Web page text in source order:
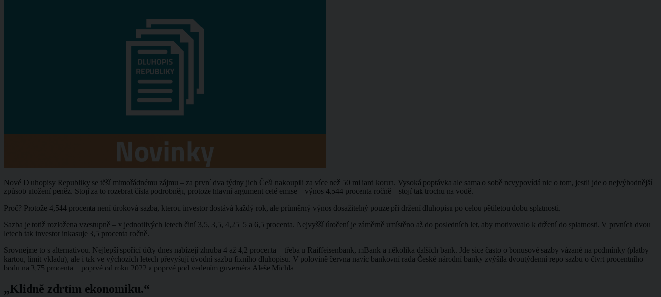
Nové Dluhopisy Republiky se těší mimořádnému zájmu – za první dva týdny jich Češi nakoupili za více než 50 miliard korun. Vysoká poptávka ale sama o sobě nevypovídá nic o tom, jestli jde o nejvýhodnější
způsob uložení peněz. Stojí za to rozebrat čísla podrobněji, protože hlavní argument celé emise – výnos 4,544 procenta ročně – stojí tak trochu na vodě.
Proč? Protože 4,544 procenta není úroková sazba, kterou investor dostává každý rok, ale průměrný výnos dosažitelný pouze při držení dluhopisu po celou pětiletou dobu splatnosti.
Sazba je totiž rozložena vzestupně – v jednotlivých letech činí 3,5, 3,5, 4,25, 5 a 6,5 procenta. Nejvyšší úročení je záměrně umístěno až do posledních let, aby motivovalo k držení do splatnosti. V prvních dvou
letech tak investor inkasuje 3,5 procenta ročně.
Srovnejme to s alternativou. Nejlepší spořicí účty dnes nabízejí zhruba 4 až 4,2 procenta – třeba u Raiffeisenbank, mBank a několika dalších bank. Jde sice často o bonusové sazby vázané na podmínky (platby
kartou, limit vkladu), ale i tak ve výchozích letech převyšují úvodní sazbu fixního dluhopisu. V polovině června navíc bankovní rada České národní banky zvýšila dvoutýdenní repo sazbu o čtvrt procentního
bodu na 3,75 procenta – poprvé od roku 2022 a poprvé pod vedením guvernéra Aleše Michla.
„Klidně zdrtím ekonomiku.“